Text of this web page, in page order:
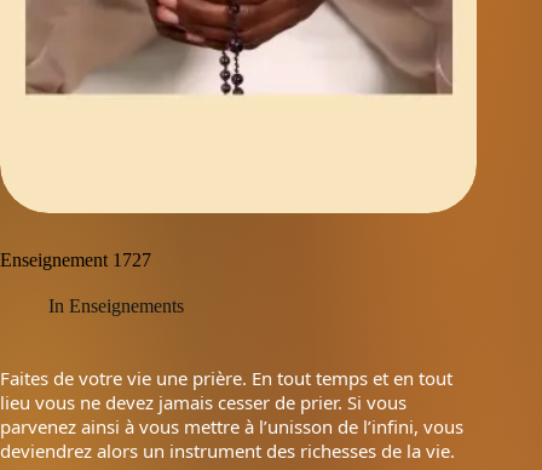
Enseignement 1727
In Enseignements
Faites de votre vie une prière. En tout temps et en tout
lieu vous ne devez jamais cesser de prier. Si vous
parvenez ainsi à vous mettre à l’unisson de l’infini, vous
deviendrez alors un instrument des richesses de la vie.